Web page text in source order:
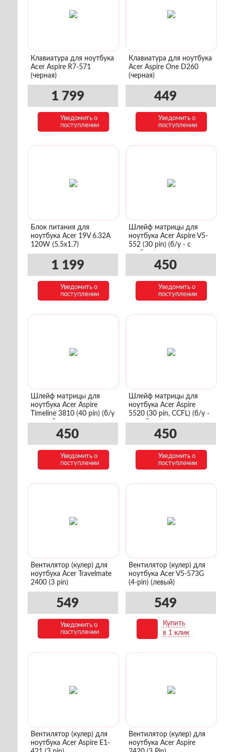
Клавиатура для ноутбука
Acer Aspire R7-571
(черная)
1 799
Уведомить о
поступлении
Клавиатура для ноутбука
Acer Aspire One D260
(черная)
449
Уведомить о
поступлении
Блок питания для
ноутбука Acer 19V 6.32A
120W (5.5x1.7)
1 199
Уведомить о
поступлении
Шлейф матрицы для
ноутбука Acer Aspire V5-
552 (30 pin) (б/у - с
разбора)
450
Уведомить о
поступлении
Шлейф матрицы для
ноутбука Acer Aspire
Timeline 3810 (40 pin) (б/у
- с разбора)
450
Уведомить о
поступлении
Шлейф матрицы для
ноутбука Acer Aspire
5520 (30 pin, CCFL) (б/у -
с разбора)
450
Уведомить о
поступлении
Вентилятор (кулер) для
ноутбука Acer Travelmate
2400 (3 pin)
549
Уведомить о
поступлении
Вентилятор (кулер) для
ноутбука Acer V5-573G
(4-pin) (левый)
549
Купить
в 1 клик
Вентилятор (кулер) для
ноутбука Acer Aspire E1-
Вентилятор (кулер) для
ноутбука Acer Aspire